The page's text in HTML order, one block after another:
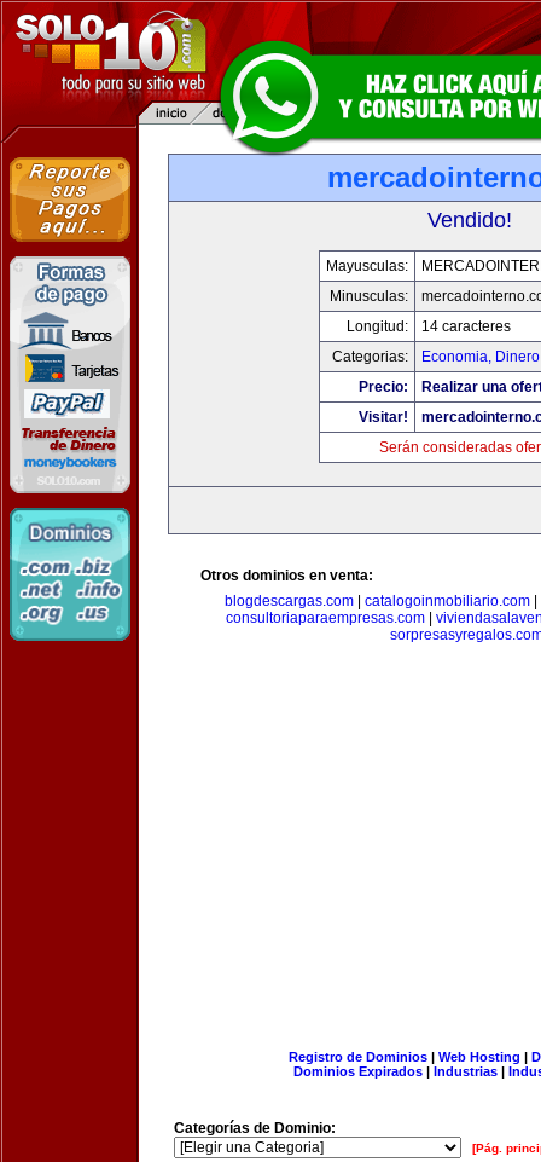
Vendido!
Mayusculas:
Minusculas:
Longitud:
14 caracteres
Categorias:
Economia,
Precio:
Realizar una
Visitar!
Serán consideradas
Otros dominios en venta:
blogdescargas.com| catalogoinmobiliario.com|
consultoriaparaempresas.com|
Registro de Dominios| Web Hosting |
Dominios Expirados | Industrias |
Categorías de Dominio:
[Pág.